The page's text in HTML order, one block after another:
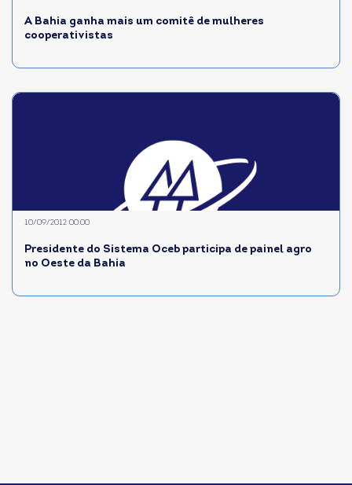
A Bahia ganha mais um comitê de mulheres
cooperativistas
Presidente do Sistema Oceb participa de painel agro
no Oeste da Bahia
10/09/2012 00:00